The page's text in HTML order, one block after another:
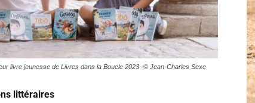
livre jeunesse de Livres dans la Boucle 2023 -© Jean-Charles Sexe
littéraires